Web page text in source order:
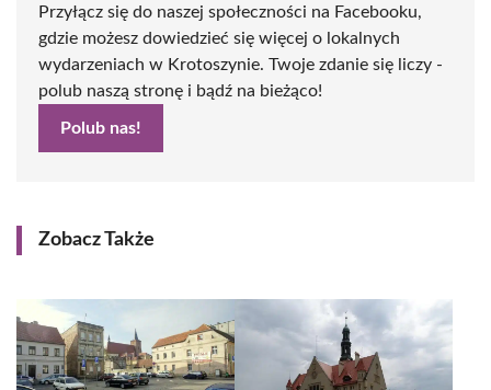
Przyłącz się do naszej społeczności na Facebooku,
gdzie możesz dowiedzieć się więcej o lokalnych
wydarzeniach w Krotoszynie. Twoje zdanie się liczy -
polub naszą stronę i bądź na bieżąco!
Polub nas!
Zobacz Także